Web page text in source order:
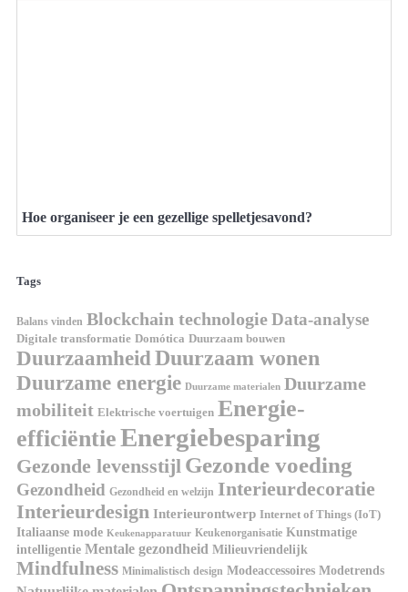
Hoe organiseer je een gezellige spelletjesavond?
Tags
Balans vinden Blockchain technologieData-analyse
Digitale transformatie Domótica Duurzaam bouwen
DuurzaamheidDuurzaam wonen
Duurzame energie Duurzame materialen Duurzame
mobiliteit Elektrische voertuigen Energie-
efficiëntieEnergiebesparing
Gezonde levensstijl Gezonde voeding
Gezondheid Gezondheid en welzijn Interieurdecoratie
Interieurdesign Interieurontwerp Internet of Things (IoT)
Italiaanse mode Keukenapparatuur Keukenorganisatie Kunstmatige
intelligentie Mentale gezondheid Milieuvriendelijk
Mindfulness Minimalistisch design Modeaccessoires Modetrends